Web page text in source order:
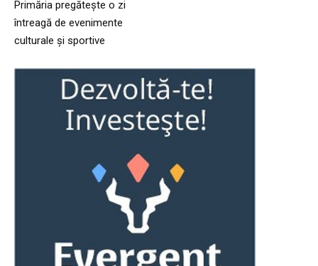
Primăria pregătește o zi
întreagă de evenimente
culturale și sportive